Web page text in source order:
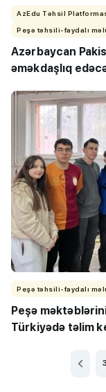
AzEdu Təhsil
Peşə təhsili-faydalı
Azərbaycan
əməkdaşlıq
Peşə təhsili-faydalı
Peşə
Türkiyədə təlim